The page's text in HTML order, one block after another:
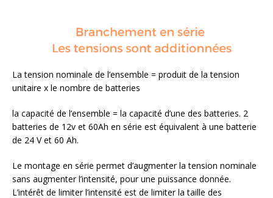
La tension nominale de l’ensemble = produit de la tension
unitaire x le nombre de batteries
la capacité de l’ensemble = la capacité d’une des batteries. 2
batteries de 12v et 60Ah en série est équivalent à une batterie
de 24 V et 60 Ah.
Le montage en série permet d’augmenter la tension nominale
sans augmenter l’intensité, pour une puissance donnée.
L’intérêt de limiter l’intensité est de limiter la taille des